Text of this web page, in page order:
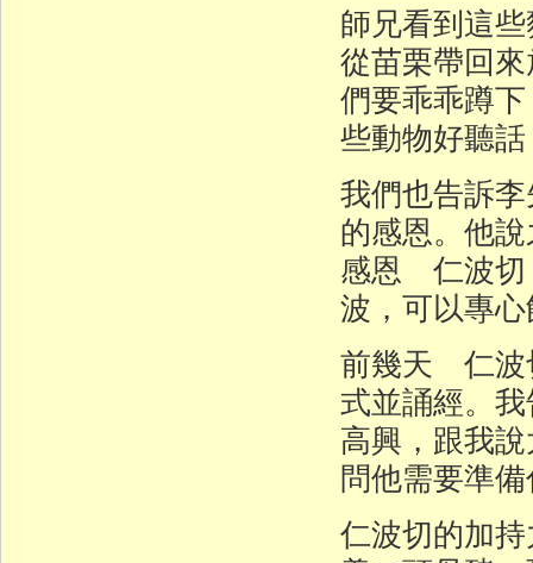
師兄看到這
從苗栗帶回
們要乖乖蹲
些動物好聽
我們也告訴
的感恩。他
感恩 仁波切
波，可以專
前幾天 仁波
式並誦經。
高興，跟我
問他需要準
仁波切的加